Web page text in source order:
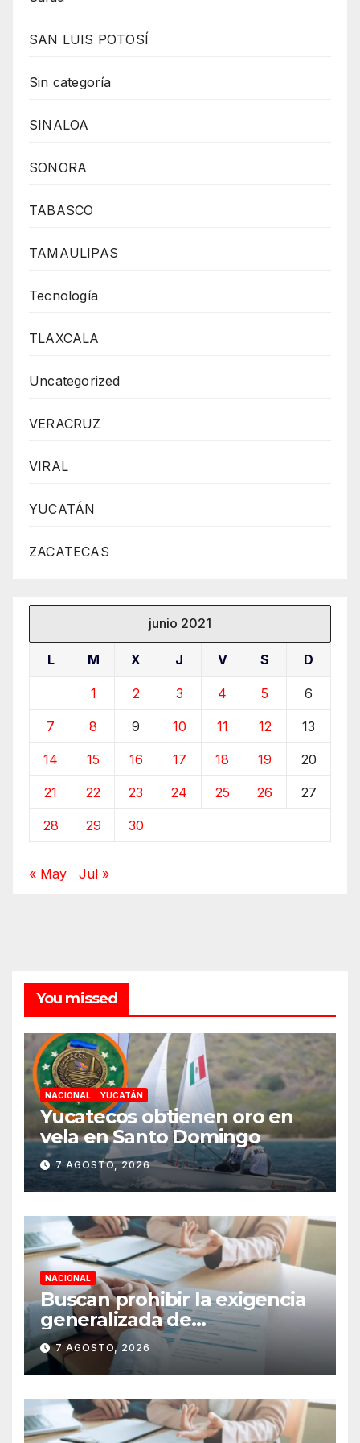
SAN LUIS POTOSÍ
Sin categoría
SINALOA
SONORA
TABASCO
TAMAULIPAS
Tecnología
TLAXCALA
Uncategorized
VERACRUZ
VIRAL
YUCATÁN
ZACATECAS
junio 2021
L M X J V S D
1 2 3 4 5 6
7 8 9 10 11 12 13
14 15 16 17 18 19 20
21 22 23 24 25 26 27
28 29 30
« May Jul »
You missed
NACIONAL YUCATÁN
Yucatecos obtienen oro en
vela en Santo Domingo
7 AGOSTO, 2026
NACIONAL
Buscan prohibir la exigencia
generalizada de
antecedentes penales para
obtener empleo en México
7 AGOSTO, 2026